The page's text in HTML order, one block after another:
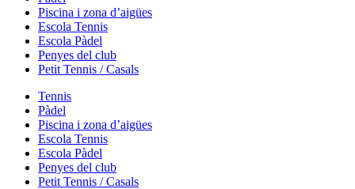
Piscina i zona d’aigües
Escola Tennis
Escola Pàdel
Penyes del club
Petit Tennis / Casals
Tennis
Pàdel
Piscina i zona d’aigües
Escola Tennis
Escola Pàdel
Penyes del club
Petit Tennis / Casals